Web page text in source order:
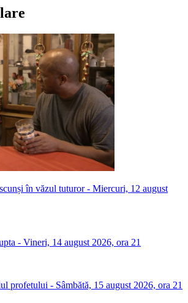
în văzul tuturor - Miercuri, 12 august
- Vineri, 14 august 2026, ora 21
profetului - Sâmbătă, 15 august 2026, ora 21